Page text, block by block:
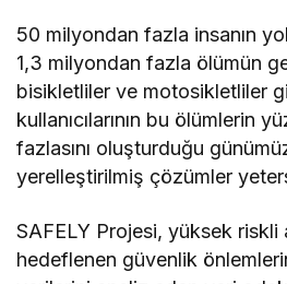
50 milyondan fazla insanın
1,3 milyondan fazla ölümün
bisikletliler ve motosikletliler
kullanıcılarının bu ölümlerin
fazlasını oluşturduğu
yerelleştirilmiş çözümler
SAFELY Projesi, yüksek riskli
hedeflenen güvenlik